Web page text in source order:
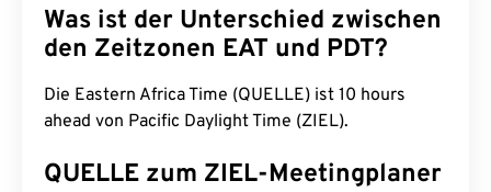
Was ist der Unterschied zwischen
den Zeitzonen EAT und PDT?
Die Eastern Africa Time (QUELLE) ist 10 hours
ahead von Pacific Daylight Time (ZIEL).
QUELLE zum ZIEL-Meetingplaner